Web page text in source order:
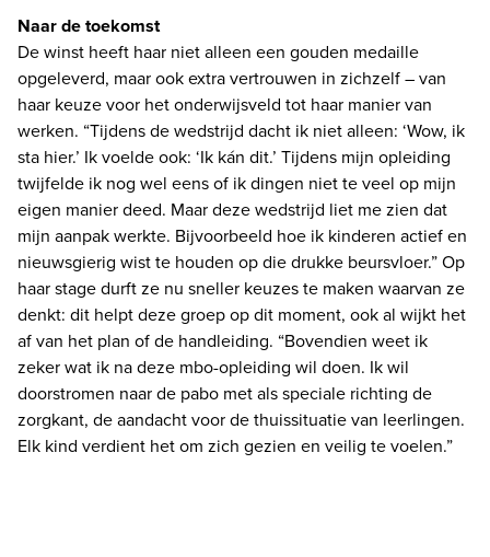
De winst heeft haar niet alleen een gouden medaille
opgeleverd, maar ook extra vertrouwen in zichzelf – van
haar keuze voor het onderwijsveld tot haar manier van
werken. “Tijdens de wedstrijd dacht ik niet alleen: ‘Wow, ik
sta hier.’ Ik voelde ook: ‘Ik kán dit.’ Tijdens mijn opleiding
twijfelde ik nog wel eens of ik dingen niet te veel op mijn
eigen manier deed. Maar deze wedstrijd liet me zien dat
mijn aanpak werkte. Bijvoorbeeld hoe ik kinderen actief en
nieuwsgierig wist te houden op die drukke beursvloer.”Op
haar stage durft ze nu sneller keuzes te maken waarvan ze
denkt: dit helpt deze groep op dit moment, ook al wijkt het
af van het plan of de handleiding. “Bovendien weet ik
zeker wat ik na deze mbo-opleiding wil doen. Ik wil
doorstromen naar de pabo met als speciale richting de
zorgkant, de aandacht voor de thuissituatie van leerlingen.
Elk kind verdient het om zich gezien en veilig te voelen.”